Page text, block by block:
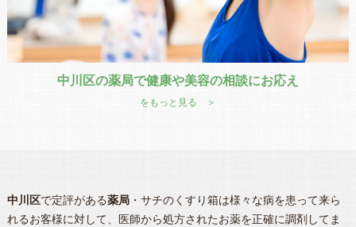
中川区の薬局で健康や美容の相談にお応え
をもっと見る ＞
中川区で定評がある薬局・サチのくすり箱は様々な病を患って来ら
れるお客様に対して、医師から処方されたお薬を正確に調剤してま